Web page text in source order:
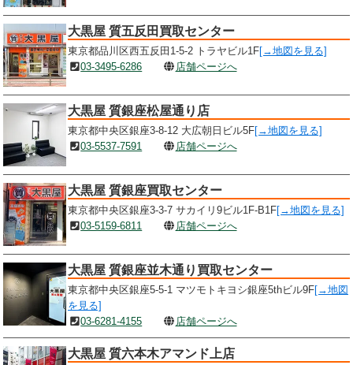
大黒屋 質五反田買取センター
東京都品川区西五反田1-5-2 トラヤビル1F[→地図を見る]
03-3495-6286
店舗ページへ
大黒屋 質銀座松屋通り店
東京都中央区銀座3-8-12 大広朝日ビル5F[→地図を見る]
03-5537-7591
店舗ページへ
大黒屋 質銀座買取センター
東京都中央区銀座3-3-7 サカイリ9ビル1F-B1F[→地図を見る]
03-5159-6811
店舗ページへ
大黒屋 質銀座並木通り買取センター
東京都中央区銀座5-5-1 マツモトキヨシ銀座5thビル9F[→地図
を見る]
03-6281-4155
店舗ページへ
大黒屋 質六本木アマンド上店